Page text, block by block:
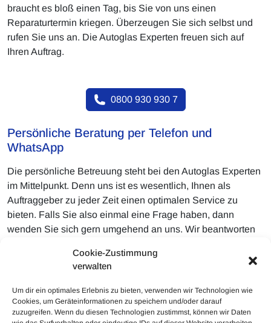
Cookie-Zustimmung
verwalten
Um dir ein optimales Erlebnis zu bieten, verwenden wir Technologien wie
Cookies, um Geräteinformationen zu speichern und/oder darauf
zuzugreifen. Wenn du diesen Technologien zustimmst, können wir Daten
braucht es bloß einen Tag, bis Sie von uns einen
Reparaturtermin kriegen. Überzeugen Sie sich selbst und
rufen Sie uns an. Die Autoglas Experten freuen sich auf
Ihren Auftrag.
0800 930 930 7
Persönliche Beratung per Telefon und
WhatsApp
Die persönliche Betreuung steht bei den Autoglas Experten
im Mittelpunkt. Denn uns ist es wesentlich, Ihnen als
Auftraggeber zu jeder Zeit einen optimalen Service zu
bieten. Falls Sie also einmal eine Frage haben, dann
wenden Sie sich gern umgehend an uns. Wir beantworten
Fotos vom jeweiligen Schaden schicken, damit wir Ihnen
unmittelbar eine ganz persönliche Beurteilung hierzu
geben.